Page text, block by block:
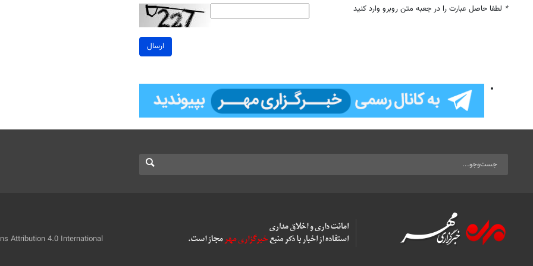
* لطفا حاصل عبارت را در جعبه متن روبرو وارد کنید
ارسال
Attribution 4.0 International